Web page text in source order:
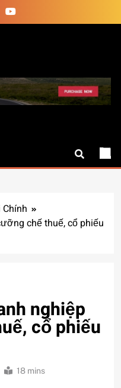
Pro
hơn
chế thuế, cổ phiếu
nghiệp
cổ phiếu
18 mins